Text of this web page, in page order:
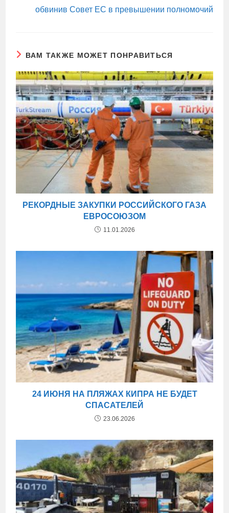
обвинив Совет ЕС в превышении полномочий
ВАМ ТАКЖЕ МОЖЕТ ПОНРАВИТЬСЯ
РЕКОРДНЫЕ ЗАКУПКИ РОССИЙСКОГО ГАЗА
ЕВРОСОЮЗОМ
11.01.2026
24 ИЮНЯ НА ПЛЯЖАХ КИПРА НЕ БУДЕТ
СПАСАТЕЛЕЙ
23.06.2026